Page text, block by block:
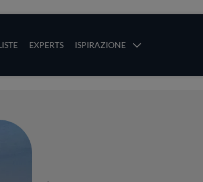
EXPERTS ISPIRAZIONE